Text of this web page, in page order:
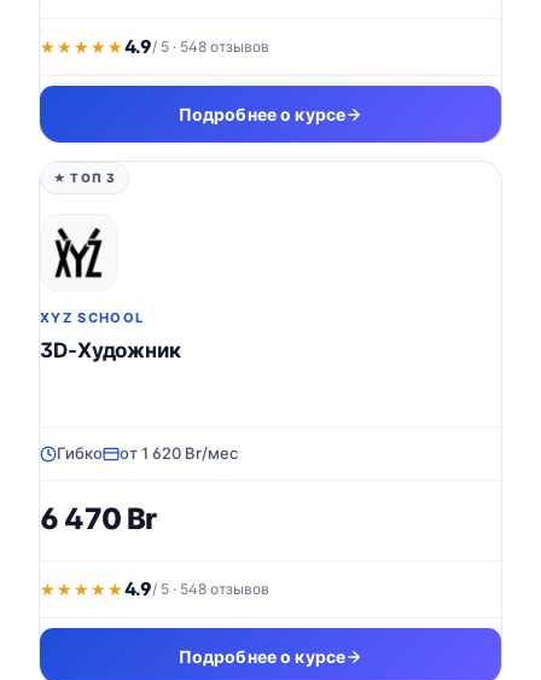
★★★★★
★★★★★4.9/ 5 · 548 отзывов
Подробнее о курсе
★ ТОП 3
XYZ SCHOOL
3D-Художник
Гибко от 1 620 Br/мес
6 470 Br
★★★★★
★★★★★4.9/ 5 · 548 отзывов
Подробнее о курсе